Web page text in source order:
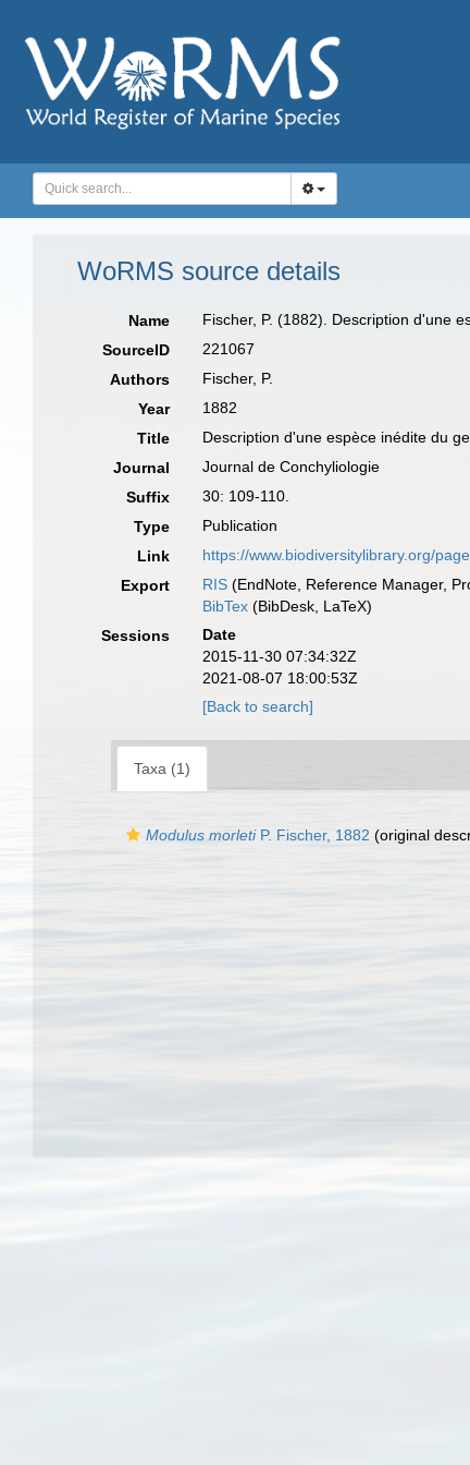
WoRMS source details
Name Fischer, P. (1882). Description d'une
SourceID
221067
Authors
Fischer, P.
Year
1882
Title
Description d'une espèce inédite du
Journal
Journal de Conchyliologie
Suffix
30: 109-110.
Type
Publication
Link
https://www.biodiversitylibrary.org/
Export
RIS (EndNote, Reference Manager,
BibTex (BibDesk, LaTeX)
Sessions
Date
2015-11-30 07:34:32Z
2021-08-07 18:00:53Z
[Back to search]
Taxa (1)
Modulus morletiP. Fischer, 1882 (original